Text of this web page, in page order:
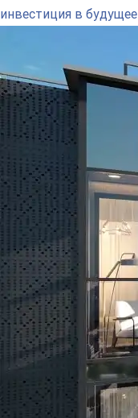
инвестиция в будущее